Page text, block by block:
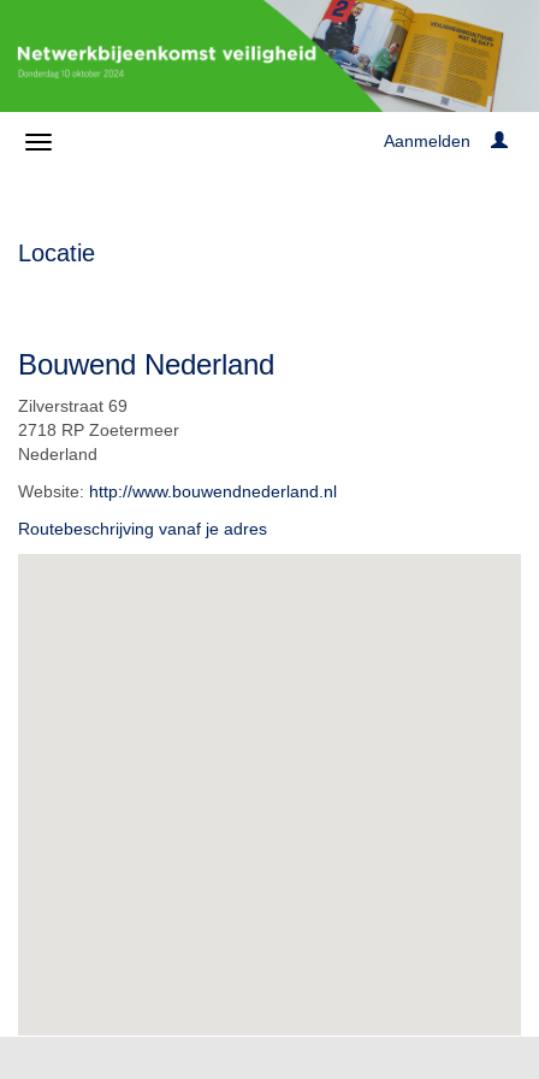
Aanmelden
Locatie
Bouwend Nederland
Zilverstraat 69
2718 RP Zoetermeer
Nederland
Website: http://www.bouwendnederland.nl
Routebeschrijving vanaf je adres